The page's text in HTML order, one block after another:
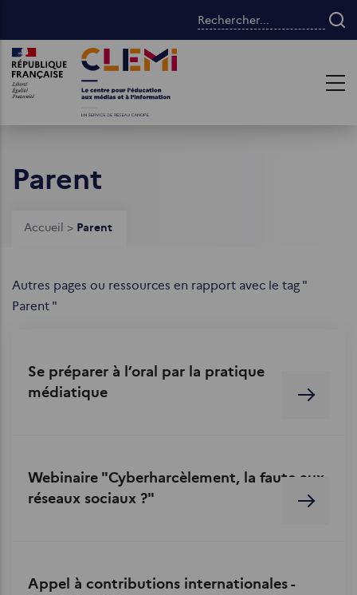
contenu
principal
Rechercher...
Images Images
Parent
Fil
Accueil > Parent
Autres pages ou ressources en rapport avec le tag "
Parent "
Se préparer à l’oral par la pratique
médiatique
Webinaire "Cyberharcèlement, la faute aux
réseaux sociaux ?"
Appel à contributions internationales -